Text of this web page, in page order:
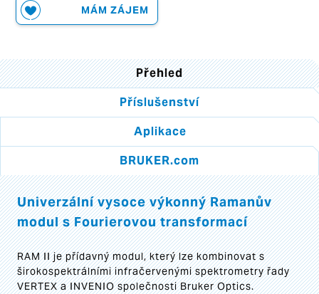
MÁM ZÁJEM
Přehled
Příslušenství
Aplikace
BRUKER.com
Univerzální vysoce výkonný Ramanův
modul s Fourierovou transformací
RAM II je přídavný modul, který lze kombinovat s
širokospektrálními infračervenými spektrometry řady
VERTEX a INVENIO společnosti Bruker Optics.